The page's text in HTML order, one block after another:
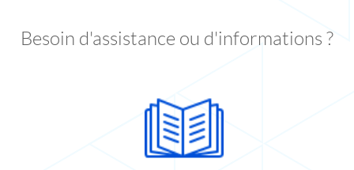
Besoin d'assistance ou d'informations ?